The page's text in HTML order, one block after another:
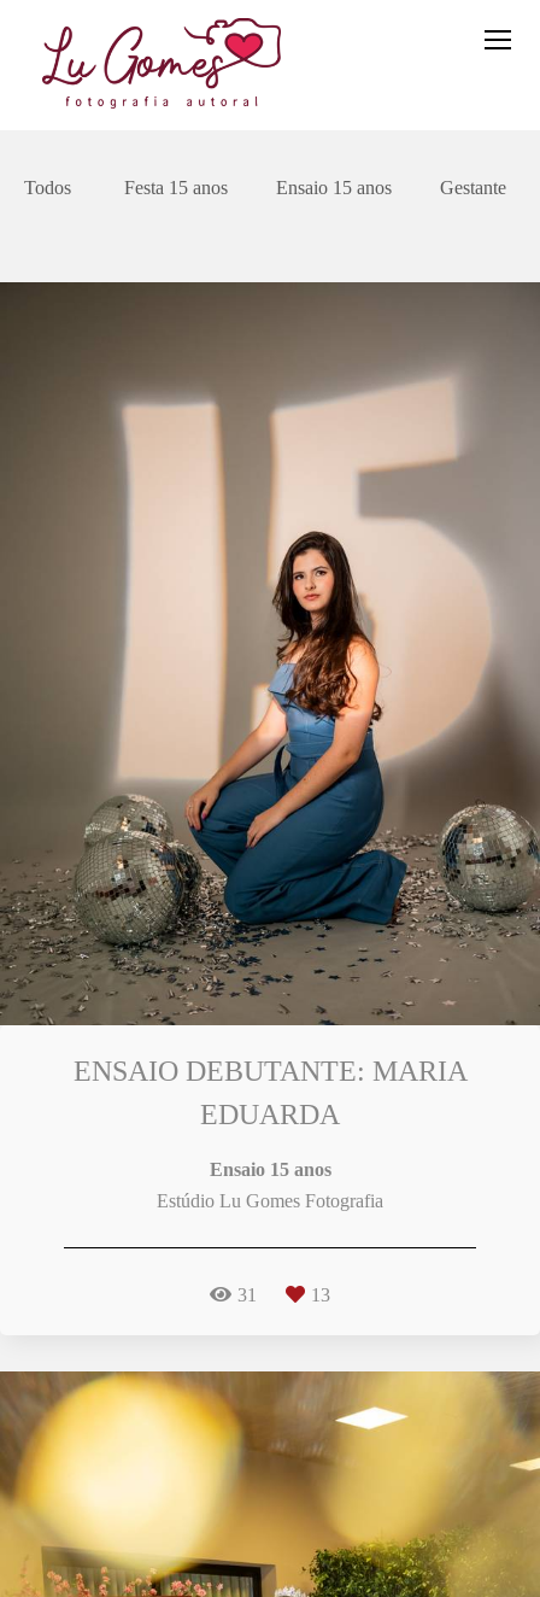
Todos Festa 15 anos Ensaio 15 anos Gestante
ENSAIO DEBUTANTE: MARIA
EDUARDA
Ensaio 15 anos
Estúdio Lu Gomes Fotografia
31 13